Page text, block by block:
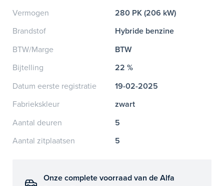
Vermogen
280 PK (206 kW)
Brandstof
Hybride benzine
BTW/Marge
BTW
Bijtelling
22 %
Datum eerste registratie
19-02-2025
Fabriekskleur
zwart
Aantal deuren
5
Aantal zitplaatsen
5
Onze complete voorraad van de Alfa